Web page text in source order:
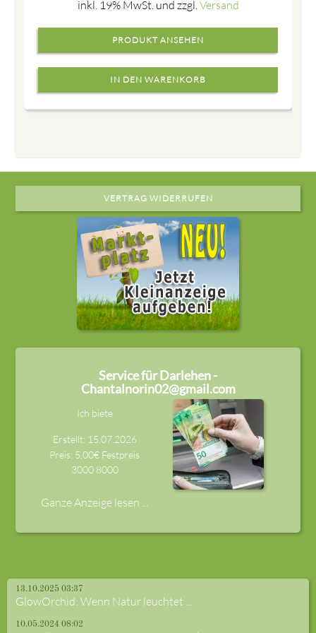
inkl. 19% MwSt. und zzgl. Versand
PRODUKT ANSEHEN
VERTRAG WIDERRUFEN
Service für Darlehen -
Chantalnorin02@gmail.com
Ich biete
Erstellt: 15.07.2026
Preis: 5,00€ Festpreis
3000 8000
Ganze Anzeige lesen ...
13.10.2025 03:37
GlowOrchid: Wenn Natur leuchtet ...
10.05.2024 08:02